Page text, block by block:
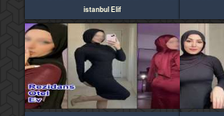
istanbul Elif